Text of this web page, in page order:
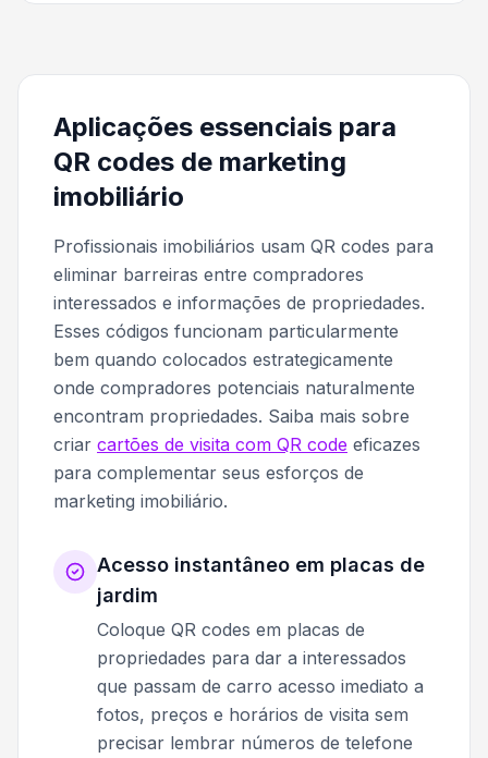
Aplicações essenciais para
QR codes de marketing
imobiliário
Profissionais imobiliários usam QR codes para
eliminar barreiras entre compradores
interessados e informações de propriedades.
Esses códigos funcionam particularmente
bem quando colocados estrategicamente
onde compradores potenciais naturalmente
encontram propriedades. Saiba mais sobre
criar cartões de visita com QR code eficazes
para complementar seus esforços de
marketing imobiliário.
Acesso instantâneo em placas de
jardim
Coloque QR codes em placas de
propriedades para dar a interessados
que passam de carro acesso imediato a
fotos, preços e horários de visita sem
precisar lembrar números de telefone